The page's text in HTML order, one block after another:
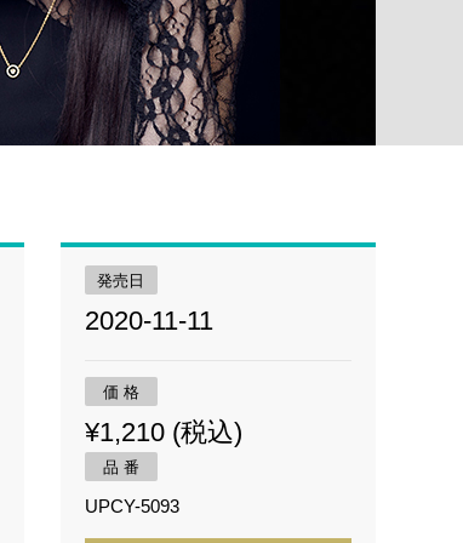
発売日
2020-11-11
価 格
¥1,210 (税込)
品 番
UPCY-5093